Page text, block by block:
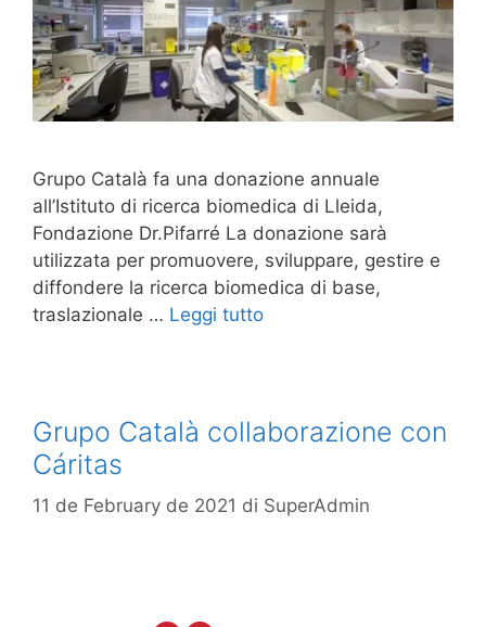
Grupo Català fa una donazione annuale
all’Istituto di ricerca biomedica di Lleida,
Fondazione Dr.Pifarré La donazione sarà
utilizzata per promuovere, sviluppare, gestire e
diffondere la ricerca biomedica di base,
traslazionale … Leggi tutto
Grupo Català collaborazione con
Cáritas
11 de February de 2021 di SuperAdmin